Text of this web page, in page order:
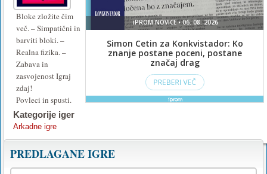
Bloke zložite čim
več. – Simpatični in
barviti bloki. –
Realna fizika. –
Zabava in
zasvojenost Igraj
zdaj!
Povleci in spusti.
Kategorije iger
Arkadne igre
PREDLAGANE IGRE